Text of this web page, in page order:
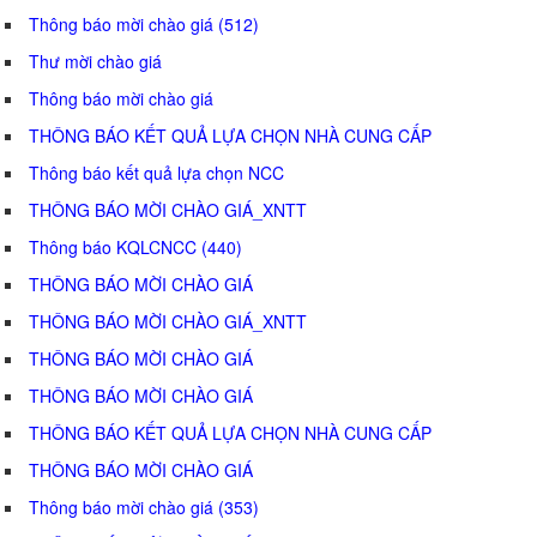
Thông báo mời chào giá (512)
Thư mời chào giá
Thông báo mời chào giá
THÔNG BÁO KẾT QUẢ LỰA CHỌN NHÀ CUNG CẤP
Thông báo kết quả lựa chọn NCC
THÔNG BÁO MỜI CHÀO GIÁ_XNTT
Thông báo KQLCNCC (440)
THÔNG BÁO MỜI CHÀO GIÁ
THÔNG BÁO MỜI CHÀO GIÁ_XNTT
THÔNG BÁO MỜI CHÀO GIÁ
THÔNG BÁO MỜI CHÀO GIÁ
THÔNG BÁO KẾT QUẢ LỰA CHỌN NHÀ CUNG CẤP
THÔNG BÁO MỜI CHÀO GIÁ
Thông báo mời chào giá (353)